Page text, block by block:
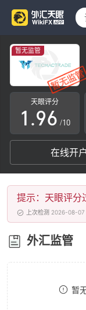
暂无监管
天眼评分
0
1
2
3
4
5
6
7
.
5
6
7
8
9
2
3
4
5
6
7
8
9
/10
在线开户
提示：天眼评分
上次检测 2026-08-07
外汇监管
暂